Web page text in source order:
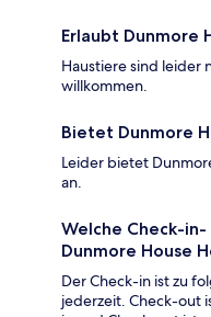
Erlaubt Dunmore
Haustiere sind leider
willkommen.
Bietet Dunmore
Leider bietet
an.
Welche Check-
Dunmore House
Der Check-in ist zu
jederzeit. Check-out